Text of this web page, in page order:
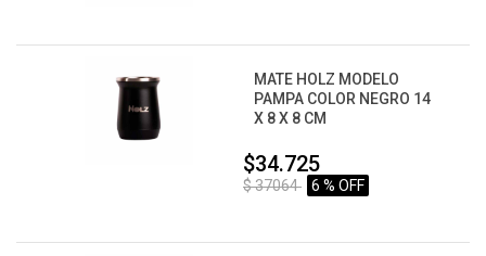
MATE HOLZ MODELO
PAMPA COLOR NEGRO 14
X 8 X 8 CM
$34.725
$ 37064 6 % OFF